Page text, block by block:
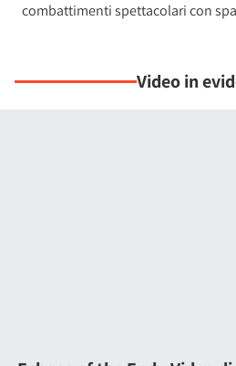
combattimenti spettacolari con
Vestigia dotata di un potere
Video in